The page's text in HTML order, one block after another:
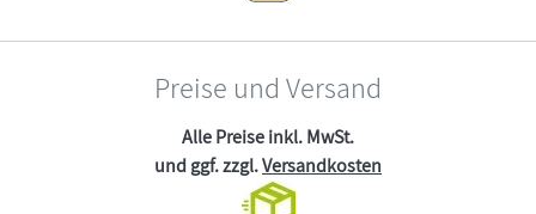
Preise und Versand
Alle Preise inkl. MwSt.
und ggf. zzgl.Versandkosten